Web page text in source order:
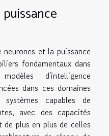
et la puissance
fondamentaux dans
d'intelligence
dans ces domaines
capables de
avec des capacités
plus en plus de celles